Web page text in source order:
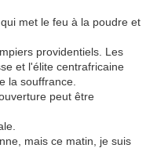
met le feu à la poudre et
providentiels. Les
et l'élite centrafricaine
la souffrance.
peut être
mais ce matin, je suis